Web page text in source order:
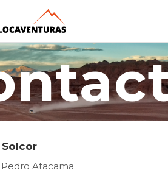
Solcor
Pedro Atacama